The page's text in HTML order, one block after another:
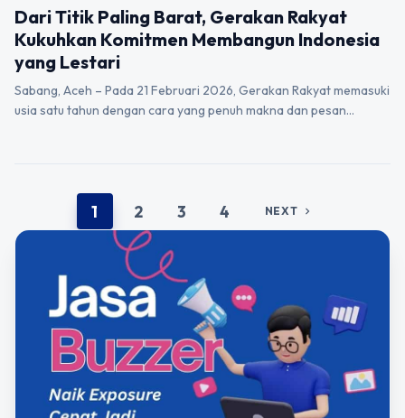
Dari Titik Paling Barat, Gerakan Rakyat
Kukuhkan Komitmen Membangun Indonesia
yang Lestari
Sabang, Aceh – Pada 21 Februari 2026, Gerakan Rakyat memasuki
usia satu tahun dengan cara yang penuh makna dan pesan…
1 2 3 4 NEXT chevron_right